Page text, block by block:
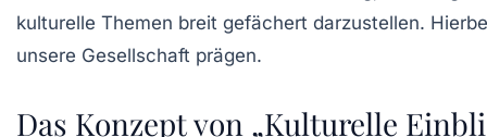
kulturelle Themen breit gefächert darzustellen.
unsere Gesellschaft prägen.
Das Konzept von „Kulturelle